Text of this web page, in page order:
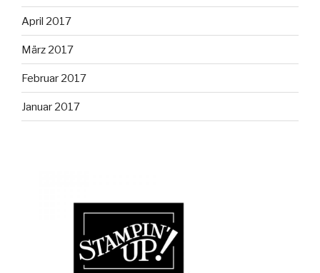
April 2017
März 2017
Februar 2017
Januar 2017